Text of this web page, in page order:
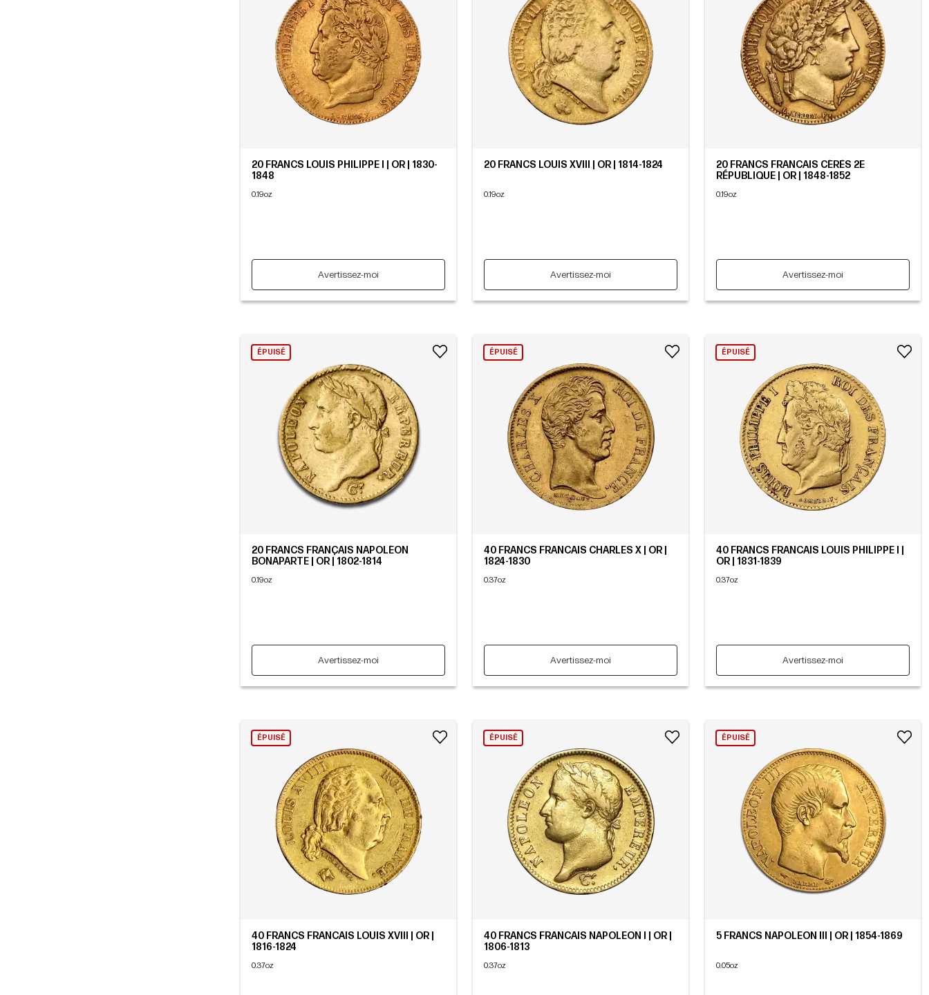
20 FRANCS LOUIS PHILIPPE I | OR | 1830-
1848
0.19oz
Avertissez-moi
20 FRANCS LOUIS XVIII | OR | 1814-1824
0.19oz
Avertissez-moi
20 FRANCS FRANCAIS CÉRÈS 2E
RÉPUBLIQUE | OR | 1848-1852
0.19oz
Avertissez-moi
ÉPUISÉ
20 FRANCS FRANÇAIS NAPOLÉON
BONAPARTE | OR | 1802-1814
0.19oz
Avertissez-moi
ÉPUISÉ
40 FRANCS FRANCAIS CHARLES X | OR |
1824-1830
0.37oz
Avertissez-moi
ÉPUISÉ
40 FRANCS FRANCAIS LOUIS PHILIPPE I |
OR | 1831-1839
0.37oz
Avertissez-moi
ÉPUISÉ
40 FRANCS FRANCAIS LOUIS XVIII | OR |
1816-1824
0.37oz
ÉPUISÉ
40 FRANCS FRANCAIS NAPOLEON I | OR |
1806-1813
0.37oz
ÉPUISÉ
5 FRANCS NAPOLEON III | OR | 1854-1869
0.05oz